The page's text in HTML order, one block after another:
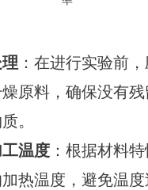
：在进行实验前
原料，确保没有
。
温度：根据材料
热温度，避免温度